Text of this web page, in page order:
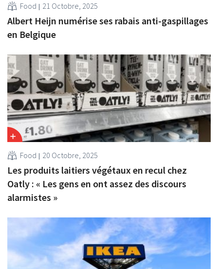
Food 21 Octobre, 2025
Albert Heijn numérise ses rabais anti-gaspillages
en Belgique
Food 20 Octobre, 2025
Les produits laitiers végétaux en recul chez
Oatly : « Les gens en ont assez des discours
alarmistes »